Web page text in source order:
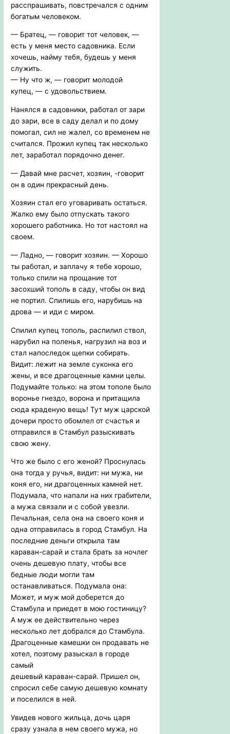
расспрашивать, повстречался с одним
богатым человеком.
— Братец, — говорит тот человек, —
есть у меня место садовника. Если
хочешь, найму тебя, будешь у меня
служить.
— Ну что ж, — говорит молодой
купец, — с удовольствием.
Нанялся в садовники, работал от зари
до зари, все в саду делал и по дому
помогал, сил не жалел, со временем не
считался. Прожил купец так несколько
лет, заработал порядочно денег.
— Давай мне расчет, хозяин, -говорит
он в один прекрасный день.
Хозяин стал его уговаривать остаться.
Жалко ему было отпускать такого
хорошего работника. Но тот настоял на
своем.
— Ладно, — говорит хозяин. — Хорошо
ты работал, и заплачу я тебе хорошо,
только спили на прощание тот
засохший тополь в саду, чтобы он вид
не портил. Спилишь его, нарубишь на
дрова — и иди с миром.
Спилил купец тополь, распилил ствол,
нарубил на поленья, нагрузил на воз и
стал напоследок щепки собирать.
Видит: лежит на земле суконка его
жены, и все драгоценные камни целы.
Подумайте только: на этом тополе было
воронье гнездо, ворона и притащила
сюда краденую вещь! Тут муж царской
дочери просто обомлел от счастья и
отправился в Стамбул разыскивать
свою жену.
Что же было с его женой? Проснулась
она тогда у ручья, видит: ни мужа, ни
коня его, ни драгоценных камней нет.
Подумала, что напали на них грабители,
а мужа связали и с собой увезли.
Печальная, села она на своего коня и
одна отправилась в город Стамбул. На
последние деньги открыла там
караван-сарай и стала брать за ночлег
очень дешевую плату, чтобы все
бедные люди могли там
останавливаться. Подумала она:
Может, и муж мой доберется до
Стамбула и приедет в мою гостиницу?
А муж ее действительно через
несколько лет добрался до Стамбула.
Драгоценные камешки он продавать не
хотел, поэтому разыскал в городе
самый
дешевый караван-сарай. Пришел он,
спросил себе самую дешевую комнату
и поселился в ней.
Увидев нового жильца, дочь царя
сразу узнала в нем своего мужа, но